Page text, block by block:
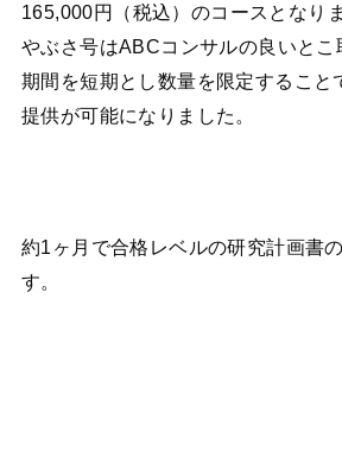
165,000円（税込）のコースとなり
やぶさ号はABCコンサルの良いとこ
期間を短期とし数量を限定すること
提供が可能になりました。
約1ヶ月で合格レベルの研究計画書
す。